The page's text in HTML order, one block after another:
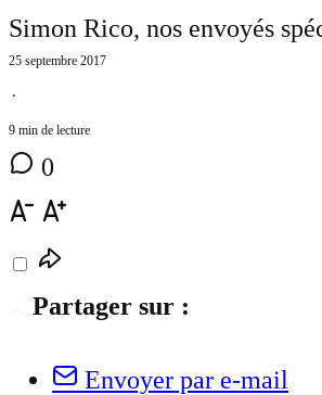
Simon Rico, nos envoyés
25 septembre 2017
⋅
9 min de lecture
0
Partager sur :
Envoyer par e-mail